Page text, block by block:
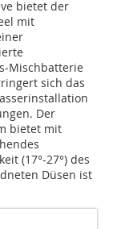
bietet der
mit
Mischbatterie
sich das
Der
bietet mit
(17°-27°) des
Düsen ist